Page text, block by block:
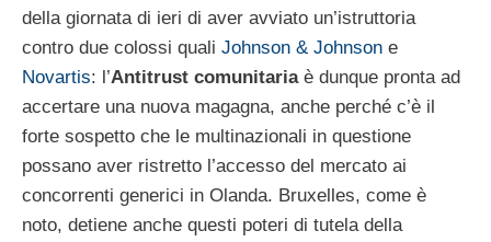
della giornata di ieri di aver avviato un’istruttoria
contro due colossi quali Johnson & Johnson e
Novartis: l’Antitrust comunitariaè dunque pronta ad
accertare una nuova magagna, anche perché c’è il
forte sospetto che le multinazionali in questione
possano aver ristretto l’accesso del mercato ai
concorrenti generici in Olanda. Bruxelles, come è
noto, detiene anche questi poteri di tutela della